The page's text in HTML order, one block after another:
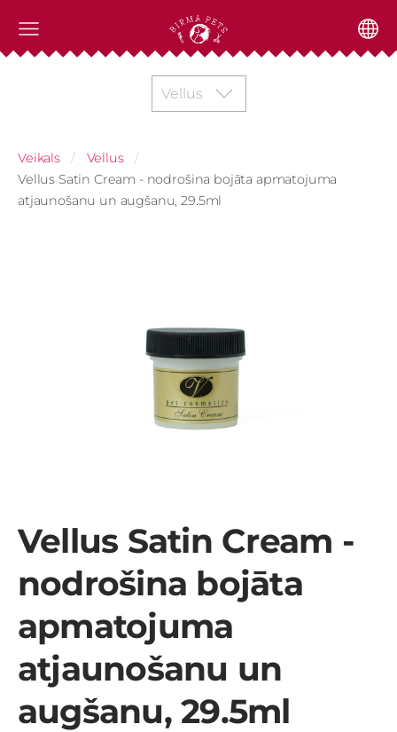
Vellus
Veikals
Vellus
Vellus Satin Cream - nodrošina bojāta apmatojuma
atjaunošanu un augšanu, 29.5ml
Vellus Satin Cream -
nodrošina bojāta
apmatojuma
atjaunošanu un
augšanu, 29.5ml